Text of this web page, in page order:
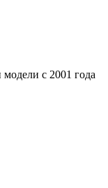
с 2001 года